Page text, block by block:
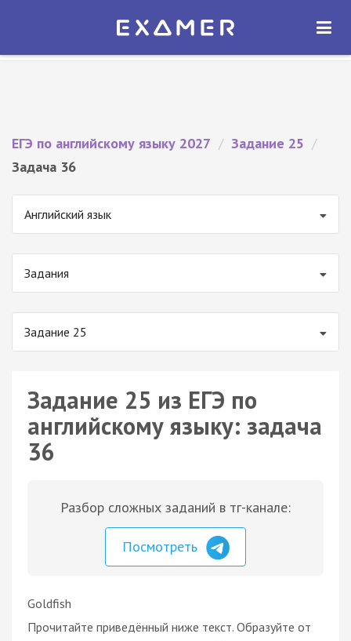
Экзамер — ЕГЭ 2027
ОТКРЫТЬ
ЕГЭ по английскому языку 2027 / Задание 25 /
Задача 36
Английский язык
Задания
Задание 25
Задание 25 из ЕГЭ по
английскому языку: задача
36
Разбор сложных заданий в тг-канале:
Посмотреть
Goldfish
Прочитайте приведённый ниже текст. Образуйте от